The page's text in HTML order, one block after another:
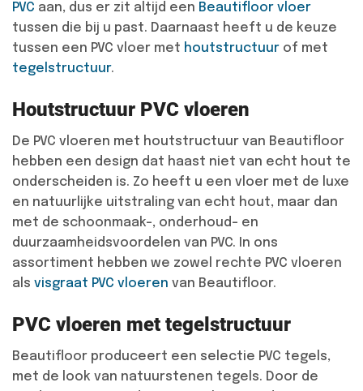
PVC aan, dus er zit altijd een Beautifloor vloer
tussen die bij u past. Daarnaast heeft u de keuze
tussen een PVC vloer met houtstructuur of met
tegelstructuur.
Houtstructuur PVC vloeren
De PVC vloeren met houtstructuur van Beautifloor
hebben een design dat haast niet van echt hout te
onderscheiden is. Zo heeft u een vloer met de luxe
en natuurlijke uitstraling van echt hout, maar dan
met de schoonmaak-, onderhoud- en
duurzaamheidsvoordelen van PVC. In ons
assortiment hebben we zowel rechte PVC vloeren
als visgraat PVC vloeren van Beautifloor.
PVC vloeren met tegelstructuur
Beautifloor produceert een selectie PVC tegels,
met de look van natuurstenen tegels. Door de